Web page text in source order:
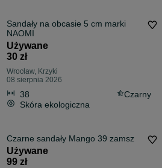
Sandały na obcasie 5 cm marki
NAOMI
Używane
30 zł
Wrocław, Krzyki
08 sierpnia 2026
38
Czarny
Skóra ekologiczna
Czarne sandały Mango 39 zamsz
Używane
99 zł